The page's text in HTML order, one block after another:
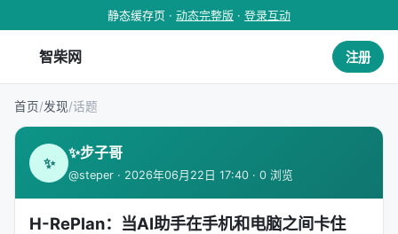
静态缓存页 · 动态完整版 · 登录互动
智柴网 注册
首页/发现/话题
✨
✨步子哥
@steper · 2026年06月22日 17:40 · 0 浏览
H-RePlan：当AI助手在手机和电脑之间卡住